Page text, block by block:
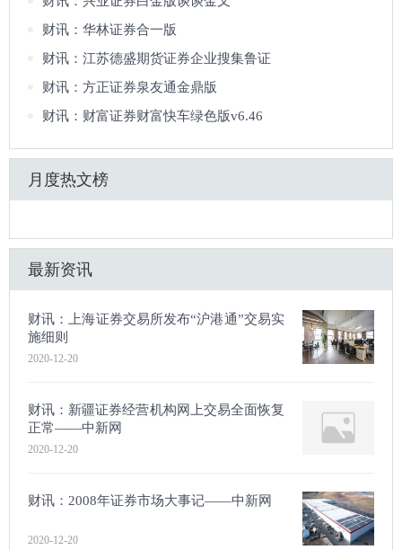
财讯：华林证券合一版
财讯：江苏德盛期货证券企业搜集鲁证
财讯：方正证券泉友通金鼎版
财讯：财富证券财富快车绿色版v6.46
月度热文榜
最新资讯
财讯：上海证券交易所发布“沪港通”交易实
施细则
2020-12-20
财讯：新疆证券经营机构网上交易全面恢复
正常——中新网
2020-12-20
财讯：2008年证券市场大事记——中新网
2020-12-20